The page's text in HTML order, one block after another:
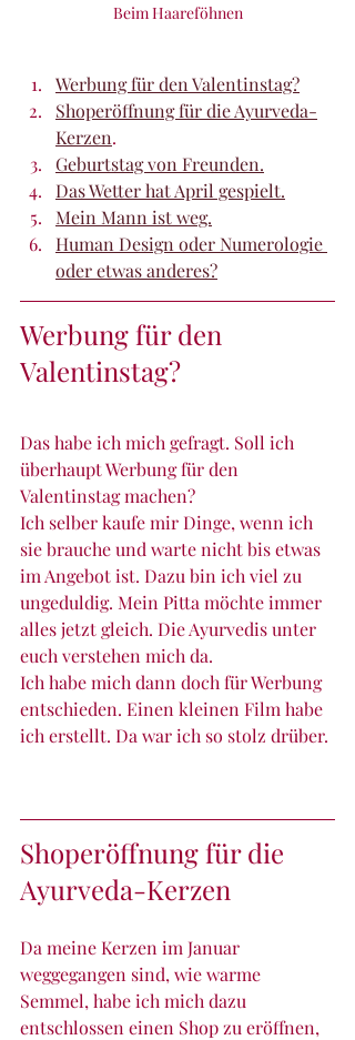
Beim Haareföhnen
Werbung für den Valentinstag?
Shoperöffnung für die Ayurveda-
Kerzen.
Geburtstag von Freunden.
Das Wetter hat April gespielt.
Mein Mann ist weg.
Human Design oder Numerologie
oder etwas anderes?
Werbung für den
Valentinstag?
Das habe ich mich gefragt. Soll ich
überhaupt Werbung für den
Valentinstag machen?
Ich selber kaufe mir Dinge, wenn ich
sie brauche und warte nicht bis etwas
im Angebot ist. Dazu bin ich viel zu
ungeduldig. Mein Pitta möchte immer
alles jetzt gleich. Die Ayurvedis unter
euch verstehen mich da.
Ich habe mich dann doch für Werbung
entschieden. Einen kleinen Film habe
ich erstellt. Da war ich so stolz drüber.
Shoperöffnung für die
Ayurveda-Kerzen
Da meine Kerzen im Januar
weggegangen sind, wie warme
Semmel, habe ich mich dazu
entschlossen einen Shop zu eröffnen,